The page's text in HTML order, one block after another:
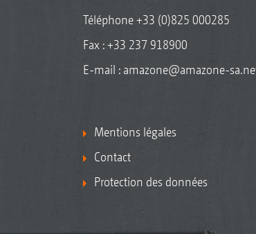
Téléphone+33 (0)825 000285
Fax : +33 237 918900
E-mail : amazone@amazone-
Mentions légales
Contact
Protection des données